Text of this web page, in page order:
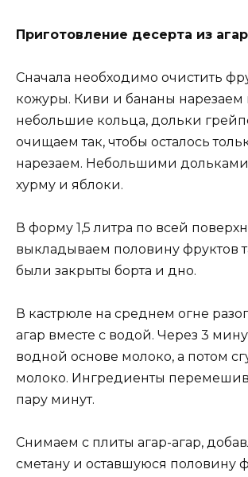
Приготовление десерта из
Сначала необходимо очистить
кожуры. Киви и бананы нарезаем
небольшие кольца, дольки
очищаем так, чтобы осталось
нарезаем. Небольшими
хурму и яблоки.
В форму 1,5 литра по всей
выкладываем половину фруктов
были закрыты борта и дно.
В кастрюле на среднем огне
агар вместе с водой. Через 3
водной основе молоко, а потом
молоко. Ингредиенты
пару минут.
Снимаем с плиты агар-агар,
сметану и оставшуюся половину